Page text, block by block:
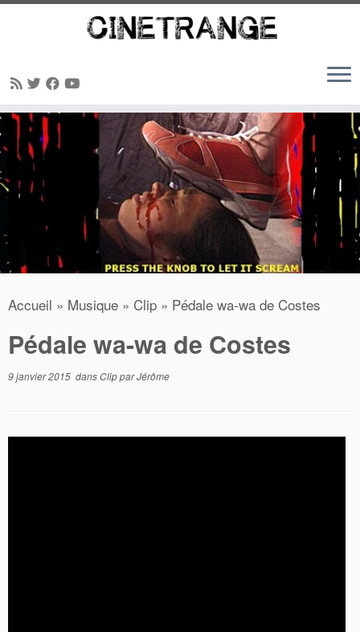
Passer
au
contenu
Accueil » Musique » Clip » Pédale wa-wa de Costes
Pédale wa-wa de Costes
9 janvier 2015 dansClipparJérôme